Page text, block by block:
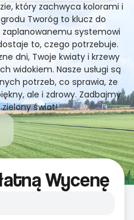
który zachwyca kolorami i
Tworóg to klucz do
zaplanowanemu systemowi
to, czego potrzebuje.
dni, Twoje kwiaty i krzewy
widokiem. Nasze usługi są
potrzeb, co sprawia, że
ale i zdrowy. Zadbajmy
świat!
Wycenę